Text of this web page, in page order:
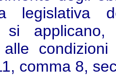
si
alle
comma 8,